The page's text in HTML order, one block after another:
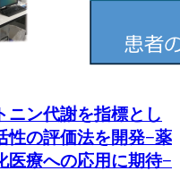
ニン代謝を指標とし
性の評価法を開発−薬
医療への応用に期待−